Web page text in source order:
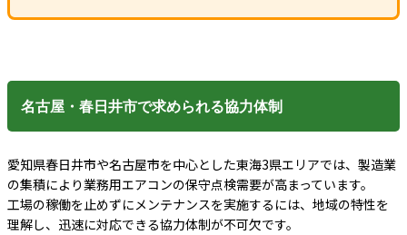
名古屋・春日井市で求められる協力体制
愛知県春日井市や名古屋市を中心とした東海3県エリアでは、製造業
の集積により業務用エアコンの保守点検需要が高まっています。
工場の稼働を止めずにメンテナンスを実施するには、地域の特性を
理解し、迅速に対応できる協力体制が不可欠です。